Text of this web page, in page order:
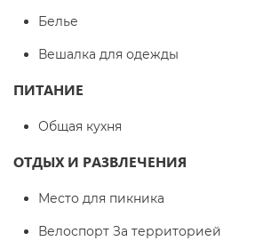
Белье
Вешалка для одежды
ПИТАНИЕ
Общая кухня
ОТДЫХ И РАЗВЛЕЧЕНИЯ
Место для пикника
Велоспорт За территорией